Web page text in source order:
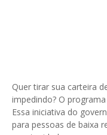
Quer tirar sua carteira
impedindo? O
Essa iniciativa do
para pessoas de baixa